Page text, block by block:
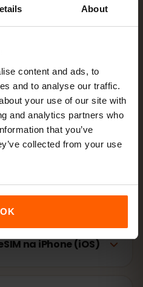
About
content and ads, to
and to analyse our traffic.
your use of our site with
and analytics partners who
that you’ve
collected from your use
OK
zeskanuj kod QR w domu
minuty: iPhoneUstawienia
eSIM, AndroidSieć i
pakietu liczy się od
nie od zakupu.
eSIM? Sprawdź
na iPhone (iOS)